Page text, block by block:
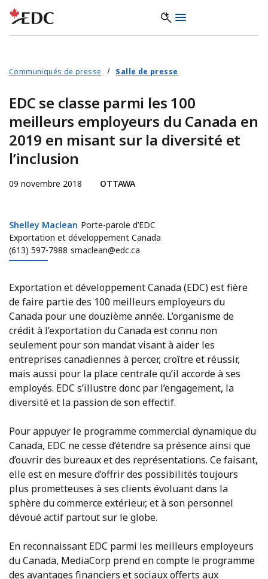
Communiqués de presse Salle de presse
​EDC se classe parmi les 100
meilleurs employeurs du Canada en
2019 en misant sur la diversité et
l’inclusion
09 novembre 2018 OTTAWA
Shelley Maclean
Shelley Maclean Porte-parole d’EDC
Exportation et développement Canada
(613) 597-7988 smaclean@edc.ca
Exportation et développement Canada (EDC) est fière
de faire partie des 100 meilleurs employeurs du
Canada pour une douzième année. L’organisme de
crédit à l’exportation du Canada est connu non
seulement pour son mandat visant à aider les
entreprises canadiennes à percer, croître et réussir,
mais aussi pour la place centrale qu’il accorde à ses
employés. EDC s’illustre donc par l’engagement, la
diversité et la passion de son effectif.
Pour appuyer le programme commercial dynamique du
Canada, EDC ne cesse d’étendre sa présence ainsi que
d’ouvrir des bureaux et des représentations. Ce faisant,
elle est en mesure d’offrir des possibilités toujours
plus prometteuses à ses clients évoluant dans la
sphère du commerce extérieur, et à son personnel
dévoué actif partout sur le globe.
En reconnaissant EDC parmi les meilleurs employeurs
du Canada, MediaCorp prend en compte le programme
des avantages financiers et sociaux offerts aux